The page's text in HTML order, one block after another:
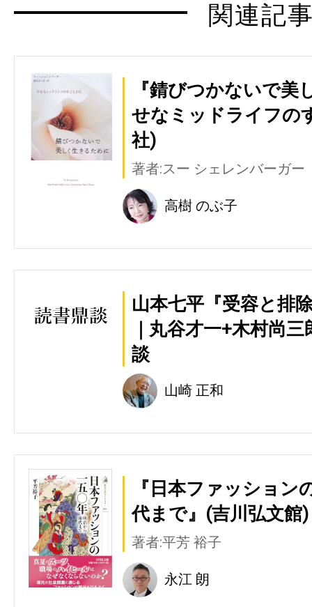
関連記
『錆びつかないで
せなミッドライフの
社)
著者:スー シェレンバーガー
高樹 のぶ子
山本七平『受容と排
｜丸谷才一+木村尚
談
山崎 正和
『日本ファッション
代まで』(吉川弘文館)
著者:平芳 裕子
永江 朗